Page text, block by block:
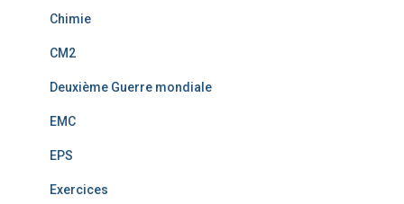
Chimie
CM2
Deuxième Guerre mondiale
EMC
EPS
Exercices